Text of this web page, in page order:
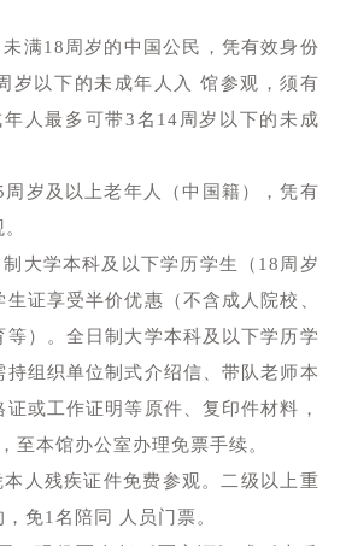
18周岁的中国公民，凭有效身份
岁以下的未成年人入 馆参观，须有
人最多可带3名14周岁以下的未成
及以上老年人（中国籍），凭有
学本科及以下学历学生（18周岁
证享受半价优惠（不含成人院校、
等）。全日制大学本科及以下学历学
持组织单位制式介绍信、带队老师本
证或工作证明等原件、复印件材料，
至本馆办公室办理免票手续。
残疾证件免费参观。二级以上重
免1名陪同 人员门票。